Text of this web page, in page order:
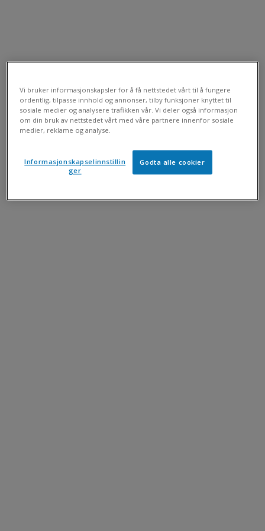
Vi bruker informasjonskapsler for å få nettstedet vårt til å fungere
ordentlig, tilpasse innhold og annonser, tilby funksjoner knyttet til
sosiale medier og analysere trafikken vår. Vi deler også informasjon
om din bruk av nettstedet vårt med våre partnere innenfor sosiale
medier, reklame og analyse.
Godta alle cookier
Informasjonskapselinnstillin
ger